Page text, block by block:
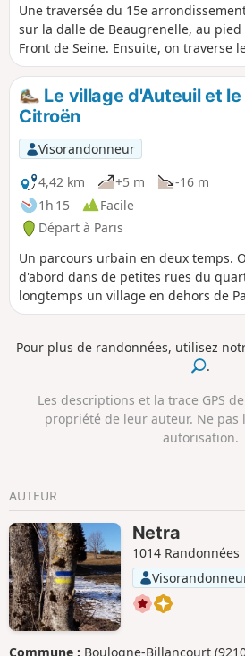
Une traversée du 15e
sur la dalle de Beaugrenelle, au
Front de Seine. Ensuite, on traverse
et on déambule dans les rues et les
cet arrondissement. On rend ensuite
Brassens, dans la rue où il a habité
qui porte son nom. La randonnée
ferrée désaffectée de Petite Ceinture.
Le village d'Auteuil et
Citroën
Visorandonneur
4,42 km
+5 m
-16 m
1h 15
Facile
Départ à Paris
Un parcours urbain en deux temps.
d'abord dans de petites rues du
longtemps un village en dehors de
d'une architecture variée. Ensuite,
Parc André Citroën où se mêlent des
Pour plus de randonnées, utilisez
.
Les descriptions et la trace GPS
propriété de leur auteur. Ne pas
autorisation.
AUTEUR
Netra
1014 Randonnées
Commune : Boulogne-Billancourt